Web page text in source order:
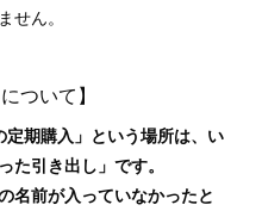
せん。
ついて】
期購入」という場所は、い
た引き出し」です。
名前が入っていなかったと